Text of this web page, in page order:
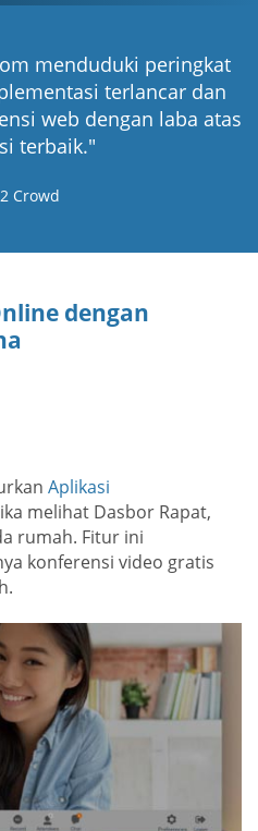
menduduki peringkat
terlancar dan
web dengan laba atas
terbaik."
Crowd
dengan
Aplikasi
melihat Dasbor Rapat,
rumah. Fitur ini
konferensi video gratis